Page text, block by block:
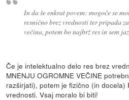
In da še enkrat povem: mogoče se
resnično brez vrednosti ter pripada
večina, potem bo najbrž res in sem
Če je intelektualno delo res brez
MNENJU OGROMNE VEČINE
razširjati), potem je fizično (in docela)
vrednosti. Vsaj moralo bi biti!